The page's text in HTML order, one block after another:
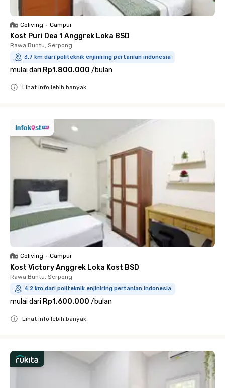
Coliving • Campur
Kost Puri Dea 1 Anggrek Loka BSD
Rawa Buntu, Serpong
3.7 km dari politeknik enjiniring pertanian indonesia
mulai dari Rp1.800.000 /bulan
Lihat info lebih banyak
Coliving • Campur
Kost Victory Anggrek Loka Kost BSD
Rawa Buntu, Serpong
4.2 km dari politeknik enjiniring pertanian indonesia
mulai dari Rp1.600.000 /bulan
Lihat info lebih banyak